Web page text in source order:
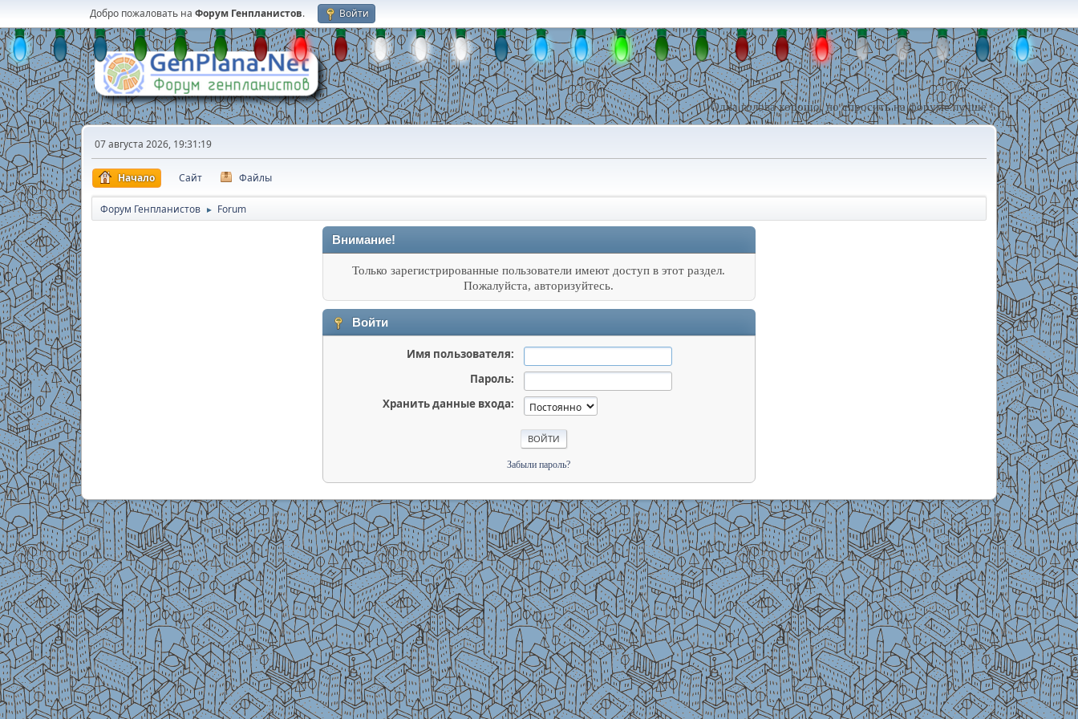
Добро пожаловать на Форум Генпланистов. Войти
Одна голова хорошо, но спросить на форуме лучше !
07 августа 2026, 19:31:19
Начало Сайт Файлы
Форум Генпланистов ► Forum
Внимание!
Только зарегистрированные пользователи имеют доступ в этот раздел.
Пожалуйста, авторизуйтесь.
Войти
Имя пользователя:
Пароль:
Хранить данные входа:
Забыли пароль?